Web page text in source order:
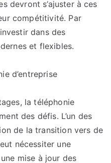
devront s’ajuster à ces
compétitivité. Par
dans des
et flexibles.
d’entreprise
la téléphonie
des défis. L’un des
de la transition vers de
nécessiter une
mise à jour des